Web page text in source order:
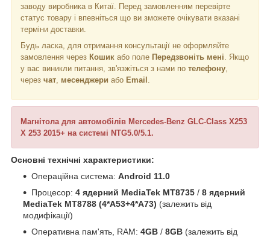
заводу виробника в Китаї. Перед замовленням перевірте
статус товару і впевніться що ви зможете очікувати вказані
терміни доставки.
Будь ласка, для отримання консультації не оформляйте
замовлення через Кошик або поле Передзвоніть мені . Якщо
у вас виникли питання, зв'язжіться з нами по телефону
через чат месенджери або Email
Магнітола для автомобілів Mercedes-Benz GLC-Class X253
X 253 2015+ на системі NTG5.0/5.1.
Основні технічні характеристики:
Операційна система: Android 11.0
Процесор: 4 ядерний MediaTek MT8735 / 8 ядерний
MediaTek MT8788 (4*A53+4*A73) (залежить від
модифікації)
Оперативна пам'ять, RAM: 4GB / 8GB (залежить від